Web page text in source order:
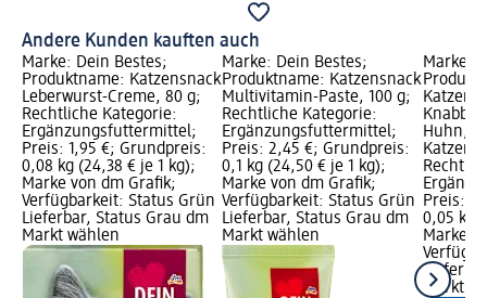
Andere Kunden kauften auch
Marke: Dein Bestes;
Produktname: Katzensnack
Leberwurst-Creme, 80 g;
Rechtliche Kategorie:
Ergänzungsfuttermittel;
Preis: 1,95 €; Grundpreis:
0,08 kg (24,38 € je 1 kg);
Marke von dm Grafik;
Verfügbarkeit: Status Grün
Lieferbar, Status Grau dm
Markt wählen
Marke: Dein Bestes;
Produktname: Katzensnack
Multivitamin-Paste, 100 g;
Rechtliche Kategorie:
Ergänzungsfuttermittel;
Preis: 2,45 €; Grundpreis:
0,1 kg (24,50 € je 1 kg);
Marke von dm Grafik;
Verfügbarkeit: Status Grün
Lieferbar, Status Grau dm
Markt wählen
Marke:
Huhn,
Preis:
0,05 kg
Marke
Markt